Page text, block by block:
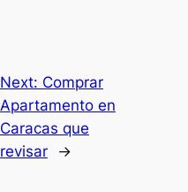
Next: Comprar
Apartamento en
Caracas que
revisar
→